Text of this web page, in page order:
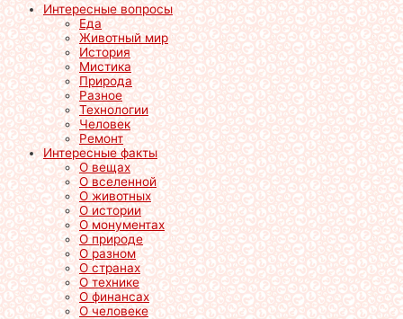
Интересные вопросы
Еда
Животный мир
История
Мистика
Природа
Разное
Технологии
Человек
Ремонт
Интересные факты
О вещах
О вселенной
О животных
О истории
О монументах
О природе
О разном
О странах
О технике
О финансах
О человеке